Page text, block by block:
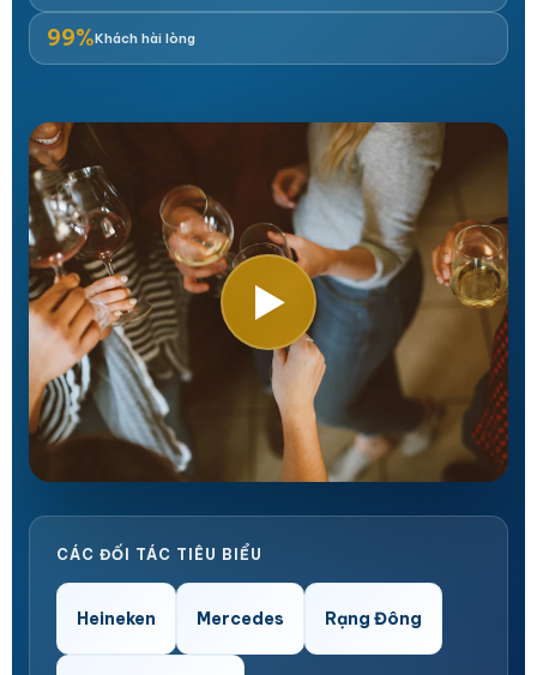
99%Khách hài lòng
▶
CÁC ĐỐI TÁC TIÊU BIỂU
Heineken Mercedes Rạng Đông